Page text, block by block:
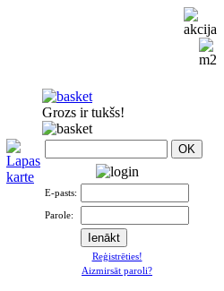
Grozs ir tukšs!
E-pasts:
Parole:
Reģistrēties!
Aizmirsāt paroli?